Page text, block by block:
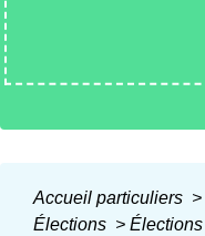
Accueil particuliers >
Élections > Élections